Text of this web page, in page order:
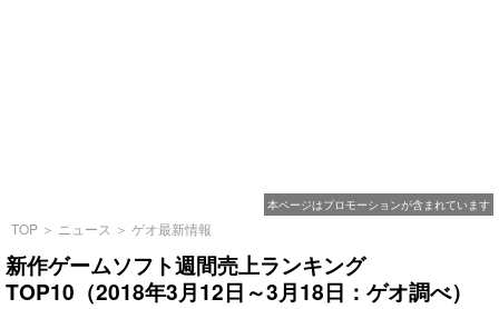
本ページはプロモーションが含まれています
TOP ＞ ニュース ＞ ゲオ最新情報
新作ゲームソフト週間売上ランキング
TOP10（2018年3月12日～3月18日：ゲオ調べ）